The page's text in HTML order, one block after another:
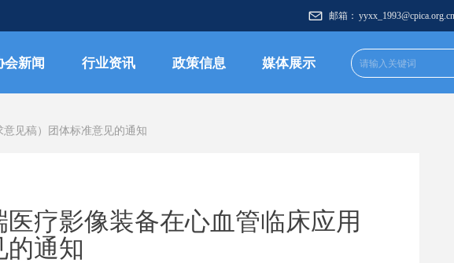
邮箱： yyxx_1993@cpica.org.cn
会新闻 行业资讯 政策信息 媒体展示
疗影像装备在心血管临床应用
通知
见稿）团体标准意见的通知